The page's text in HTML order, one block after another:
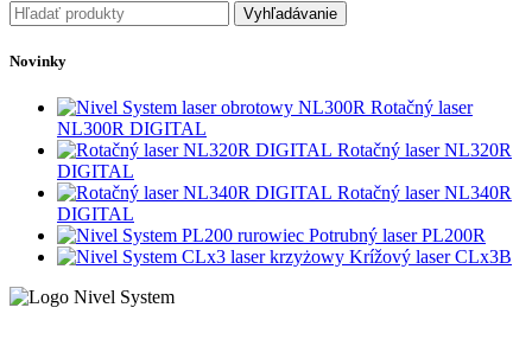
Vyhľadávanie
Novinky
Rotačný laser
NL300R DIGITAL
Rotačný laser NL320R
DIGITAL
Rotačný laser NL340R
DIGITAL
Potrubný laser PL200R
Krížový laser CLx3B